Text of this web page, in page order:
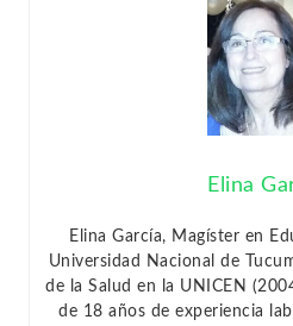
Elina
Elina García, Magíster en
Universidad Nacional de
de la Salud en la UNICEN
de 18 años de experiencia